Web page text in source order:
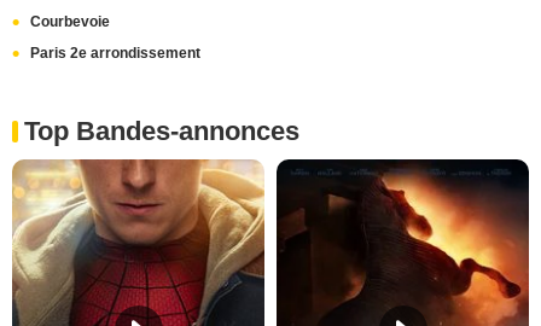
Courbevoie
Paris 2e arrondissement
Top Bandes-annonces